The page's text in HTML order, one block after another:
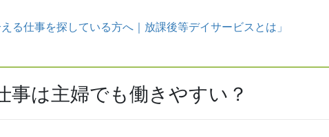
える仕事を探している方へ｜放課後等デイサービスとは」
事は主婦でも働きやすい？